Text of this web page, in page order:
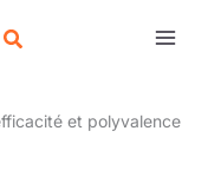
et polyvalence